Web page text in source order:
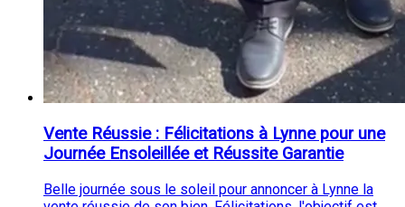
Vente Réussie : Félicitations à Lynne pour une
Journée Ensoleillée et Réussite Garantie
Belle journée sous le soleil pour annoncer à Lynne la